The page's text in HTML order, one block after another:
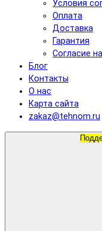
Условия
Оплата
Доставка
Гарантия
Согласие
Блог
Контакты
О нас
Карта сайта
zakaz@tehnom.ru